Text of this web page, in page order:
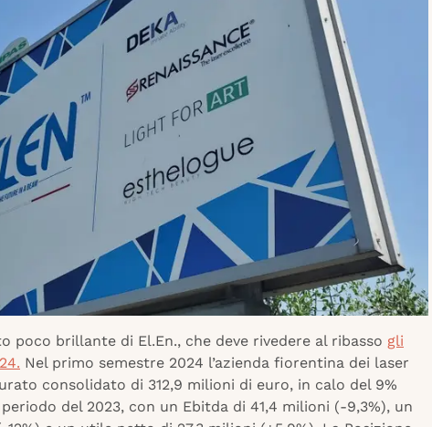
poco brillante di El.En., che deve rivedere al ribasso gli
Nel primo semestre 2024 l’azienda fiorentina dei laser
consolidato di 312,9 milioni di euro, in calo del 9%
del 2023, con un Ebitda di 41,4 milioni (-9,3%), un